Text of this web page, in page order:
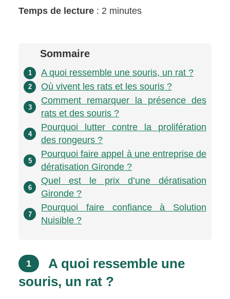
Temps de lecture : 2 minutes
Sommaire
1 A quoi ressemble une souris, un rat ?
2 Où vivent les rats et les souris ?
3
Comment remarquer la présence des
rats et des souris ?
4
Pourquoi lutter contre la prolifération
des rongeurs ?
5
Pourquoi faire appel à une entreprise de
dératisation Gironde ?
6
Quel est le prix d’une dératisation
Gironde ?
7
Pourquoi faire confiance à Solution
Nuisible ?
1
A quoi ressemble une
souris, un rat ?